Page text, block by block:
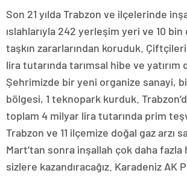
Son 21 yılda Trabzon ve ilçelerinde
ıslahlarıyla 242 yerleşim yeri ve 10
taşkın zararlarından koruduk.
lira tutarında tarımsal hibe ve yatırım
Şehrimizde bir yeni organize sanayi,
bölgesi, 1 teknopark kurduk.
toplam 4 milyar lira tutarında prim
Trabzon ve 11 ilçemize doğal gaz arzı
Mart’tan sonra inşallah çok daha
sizlere kazandıracağız. Karadeniz AK